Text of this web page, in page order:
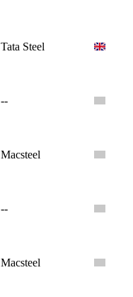
Tata Steel
--
Macsteel
--
Macsteel